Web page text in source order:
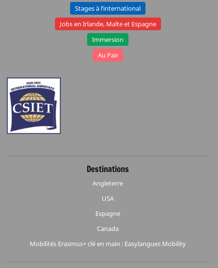
Stages à l’international
Jobs en Irlande, Malte et Espagne
Immersion
Au Pair
Destinations
Angleterre
USA
Espagne
Canada
Mobilités Erasmus+ clé en main : Easylangues Mobility